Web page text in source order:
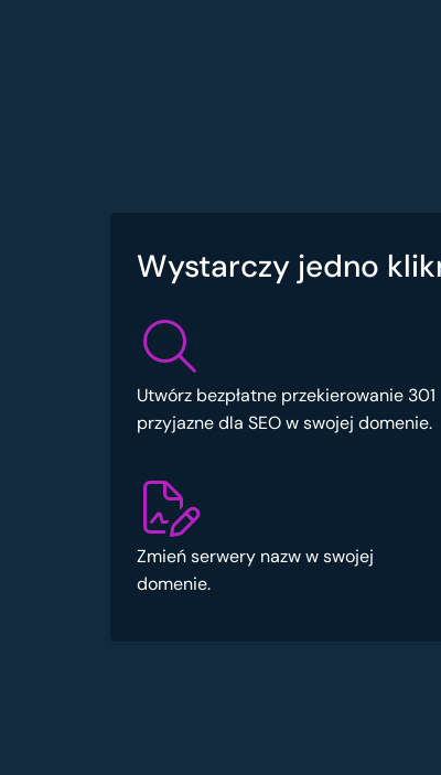
Wystarczy jedno
Utwórz bezpłatne przekierowanie 301
przyjazne dla SEO w swojej domenie.
Zmień serwery nazw w swojej
domenie.